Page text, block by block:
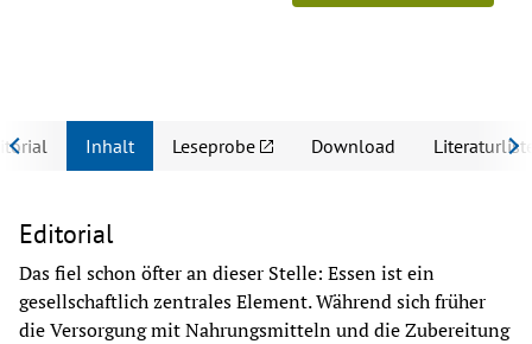
Inhalt Leseprobe Download
Editorial
Das fiel schon öfter an dieser Stelle: Essen ist ein
gesellschaftlich zentrales Element. Während sich früher
die Versorgung mit Nahrungsmitteln und die Zubereitung